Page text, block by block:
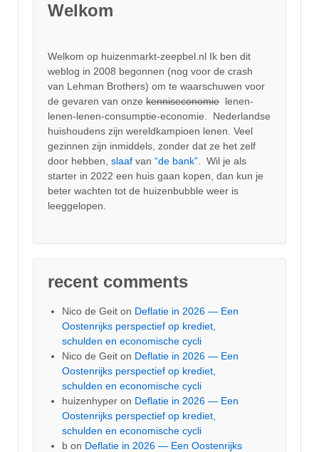
Welkom
Welkom op huizenmarkt-zeepbel.nl Ik ben dit
weblog in 2008 begonnen (nog voor de crash
van Lehman Brothers) om te waarschuwen voor
de gevaren van onze kenniseconomie lenen-
lenen-lenen-consumptie-economie. Nederlandse
huishoudens zijn wereldkampioen lenen. Veel
gezinnen zijn inmiddels, zonder dat ze het zelf
door hebben, slaaf van “de bank”.
Wil je als
starter in 2022 een huis gaan kopen, dan kun je
beter wachten tot de huizenbubble weer is
leeggelopen.
recent comments
Nico de Geit on Deflatie in 2026 — Een
Oostenrijks perspectief op krediet,
schulden en economische cycli
Nico de Geit on Deflatie in 2026 — Een
Oostenrijks perspectief op krediet,
schulden en economische cycli
huizenhyper on Deflatie in 2026 — Een
Oostenrijks perspectief op krediet,
schulden en economische cycli
b on Deflatie in 2026 — Een Oostenrijks